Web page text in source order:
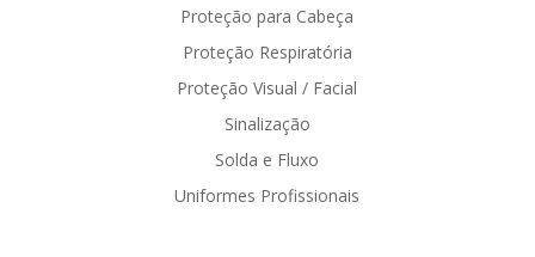
Proteção para Cabeça
Proteção Respiratória
Proteção Visual / Facial
Sinalização
Solda e Fluxo
Uniformes Profissionais